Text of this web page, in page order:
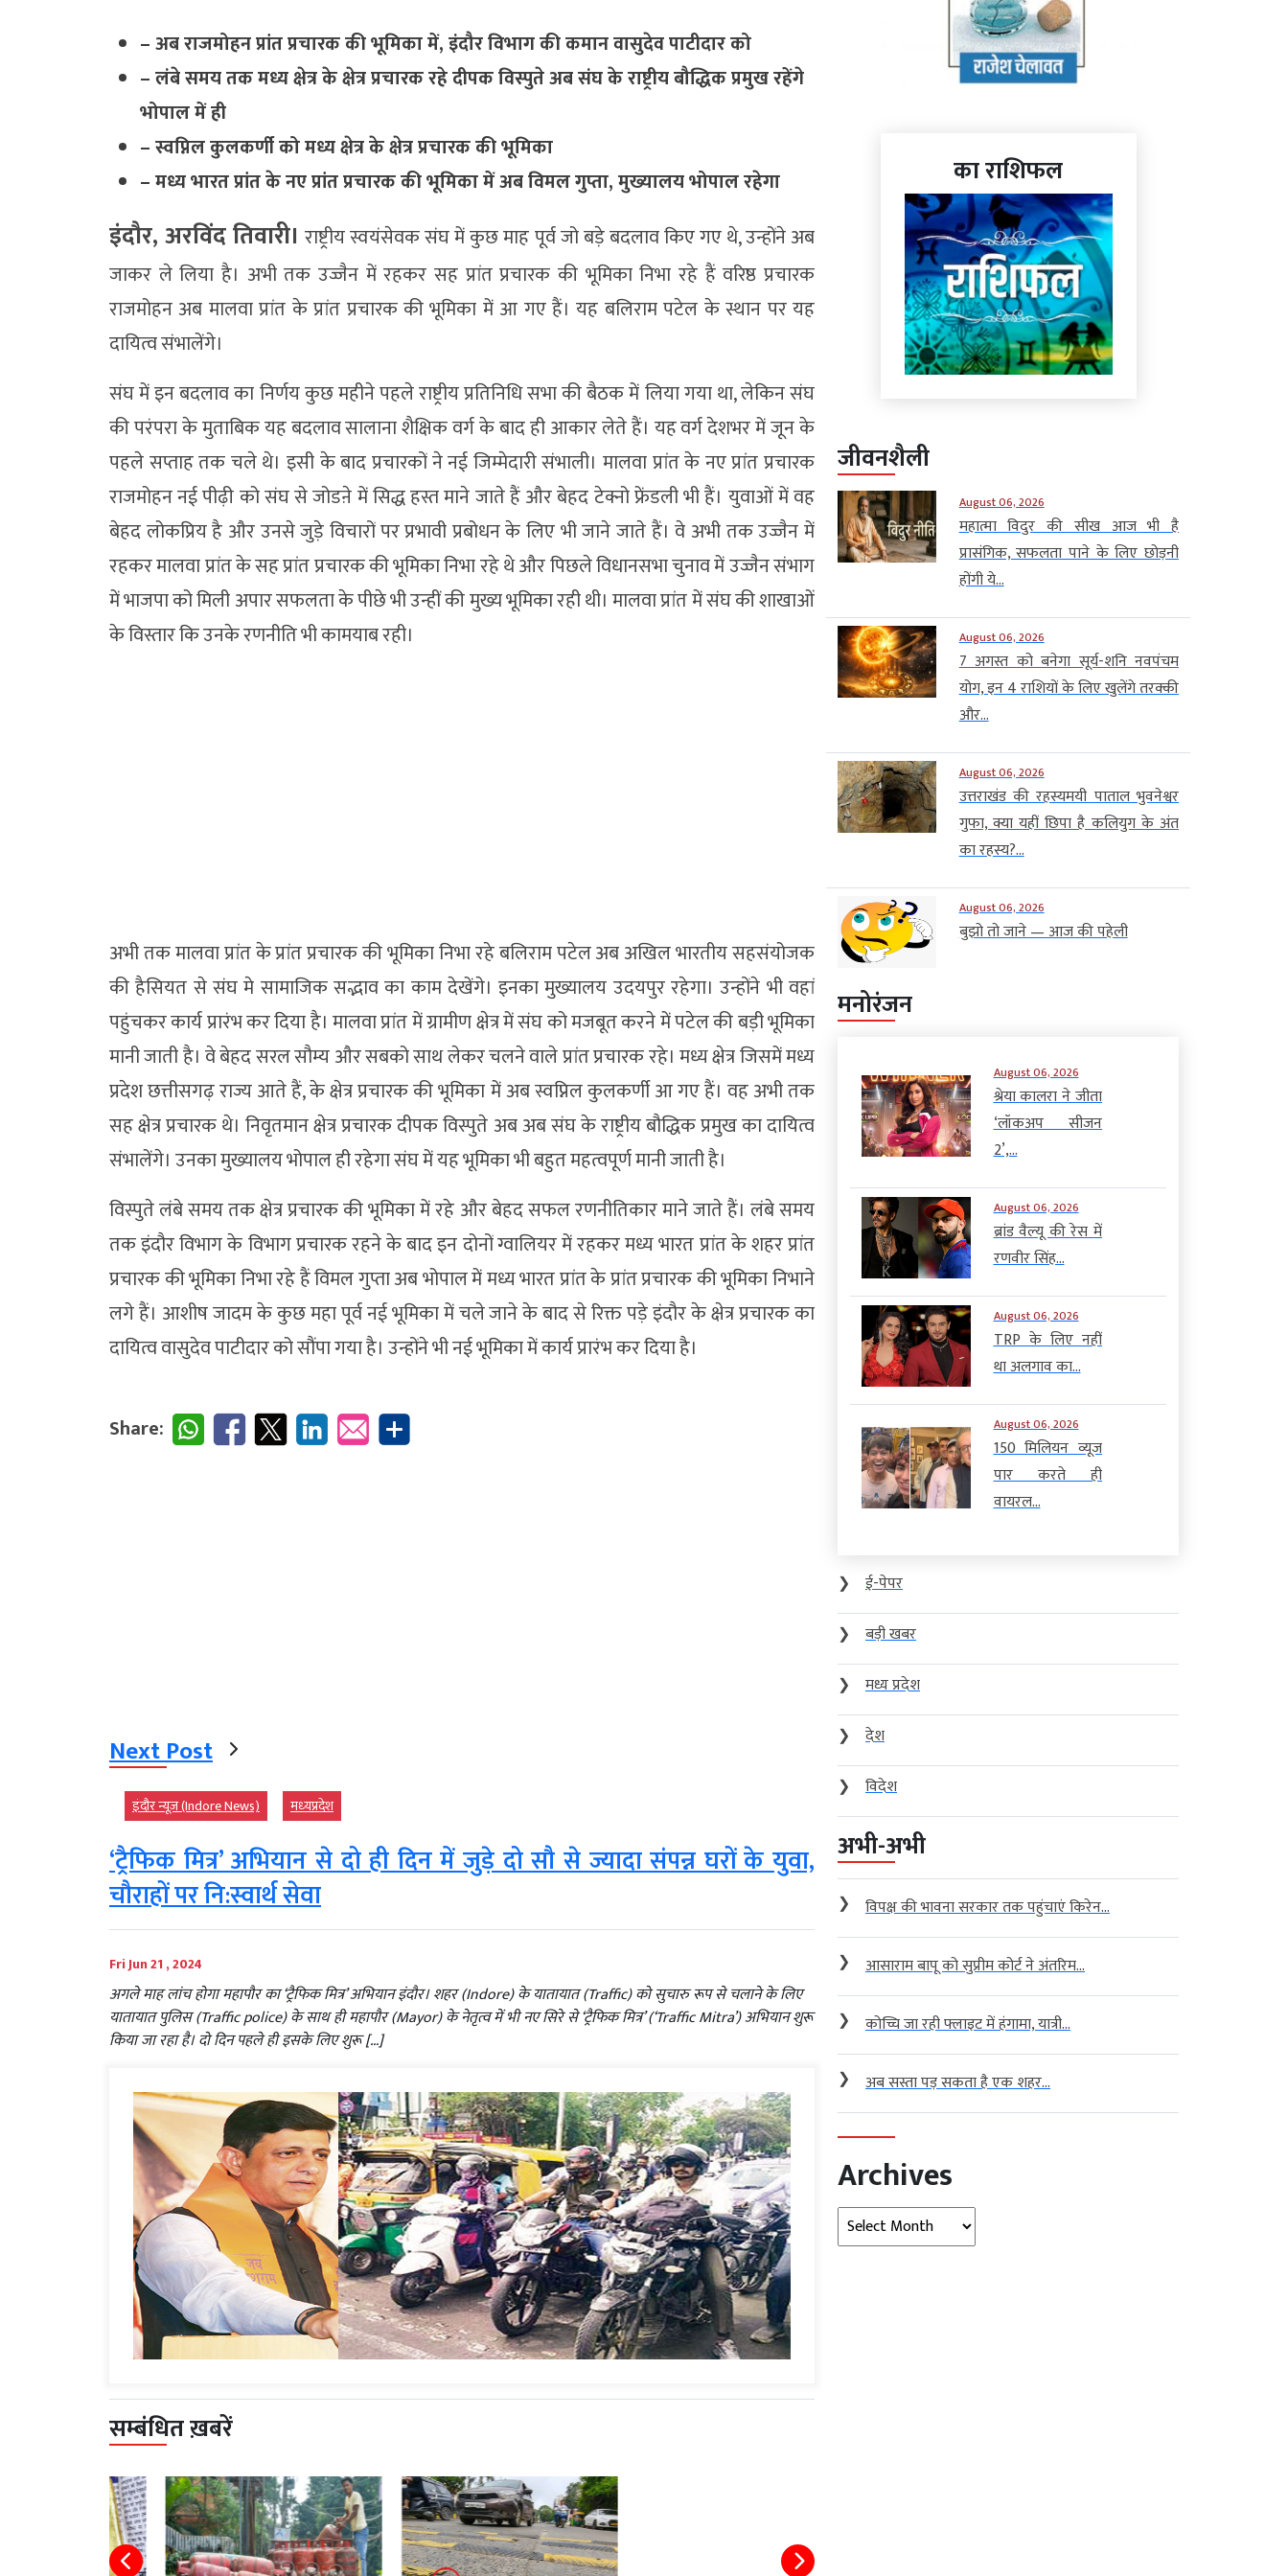
– अब राजमोहन प्रांत प्रचारक की भूमिका में, इंदौर विभाग की कमान वासुदेव पाटीदार को
– लंबे समय तक मध्य क्षेत्र के क्षेत्र प्रचारक रहे दीपक विस्पुते अब संघ के राष्ट्रीय बौद्धिक प्रमुख रहेंगे
भोपाल में ही
– स्वप्निल कुलकर्णी को मध्य क्षेत्र के क्षेत्र प्रचारक की भूमिका
– मध्य भारत प्रांत के नए प्रांत प्रचारक की भूमिका में अब विमल गुप्ता, मुख्यालय भोपाल रहेगा
इंदौर, अरविंद तिवारी। राष्ट्रीय स्वयंसेवक संघ में कुछ माह पूर्व जो बड़े बदलाव किए गए थे, उन्होंने अब
जाकर ले लिया है। अभी तक उज्जैन में रहकर सह प्रांत प्रचारक की भूमिका निभा रहे हैं वरिष्ठ प्रचारक
राजमोहन अब मालवा प्रांत के प्रांत प्रचारक की भूमिका में आ गए हैं। यह बलिराम पटेल के स्थान पर यह
दायित्व संभालेंगे।
संघ में इन बदलाव का निर्णय कुछ महीने पहले राष्ट्रीय प्रतिनिधि सभा की बैठक में लिया गया था, लेकिन संघ
की परंपरा के मुताबिक यह बदलाव सालाना शैक्षिक वर्ग के बाद ही आकार लेते हैं। यह वर्ग देशभर में जून के
पहले सप्ताह तक चले थे। इसी के बाद प्रचारकों ने नई जिम्मेदारी संभाली। मालवा प्रांत के नए प्रांत प्रचारक
राजमोहन नई पीढ़ी को संघ से जोडऩे में सिद्ध हस्त माने जाते हैं और बेहद टेक्नो फ्रेंडली भी हैं। युवाओं में वह
बेहद लोकप्रिय है और उनसे जुड़े विचारों पर प्रभावी प्रबोधन के लिए भी जाने जाते हैं। वे अभी तक उज्जैन में
रहकर मालवा प्रांत के सह प्रांत प्रचारक की भूमिका निभा रहे थे और पिछले विधानसभा चुनाव में उज्जैन संभाग
में भाजपा को मिली अपार सफलता के पीछे भी उन्हीं की मुख्य भूमिका रही थी। मालवा प्रांत में संघ की शाखाओं
के विस्तार कि उनके रणनीति भी कामयाब रही।
अभी तक मालवा प्रांत के प्रांत प्रचारक की भूमिका निभा रहे बलिराम पटेल अब अखिल भारतीय सहसंयोजक
की हैसियत से संघ मे सामाजिक सद्भाव का काम देखेंगे। इनका मुख्यालय उदयपुर रहेगा। उन्होंने भी वहां
पहुंचकर कार्य प्रारंभ कर दिया है। मालवा प्रांत में ग्रामीण क्षेत्र में संघ को मजबूत करने में पटेल की बड़ी भूमिका
मानी जाती है। वे बेहद सरल सौम्य और सबको साथ लेकर चलने वाले प्रांत प्रचारक रहे। मध्य क्षेत्र जिसमें मध्य
प्रदेश छत्तीसगढ़ राज्य आते हैं, के क्षेत्र प्रचारक की भूमिका में अब स्वप्निल कुलकर्णी आ गए हैं। वह अभी तक
सह क्षेत्र प्रचारक थे। निवृतमान क्षेत्र प्रचारक दीपक विस्पुते अब अब संघ के राष्ट्रीय बौद्धिक प्रमुख का दायित्व
संभालेंगे। उनका मुख्यालय भोपाल ही रहेगा संघ में यह भूमिका भी बहुत महत्वपूर्ण मानी जाती है।
विस्पुते लंबे समय तक क्षेत्र प्रचारक की भूमिका में रहे और बेहद सफल रणनीतिकार माने जाते हैं। लंबे समय
तक इंदौर विभाग के विभाग प्रचारक रहने के बाद इन दोनों ग्वालियर में रहकर मध्य भारत प्रांत के शहर प्रांत
प्रचारक की भूमिका निभा रहे हैं विमल गुप्ता अब भोपाल में मध्य भारत प्रांत के प्रांत प्रचारक की भूमिका निभाने
लगे हैं। आशीष जादम के कुछ महा पूर्व नई भूमिका में चले जाने के बाद से रिक्त पड़े इंदौर के क्षेत्र प्रचारक का
दायित्व वासुदेव पाटीदार को सौंपा गया है। उन्होंने भी नई भूमिका में कार्य प्रारंभ कर दिया है।
Share:
Next Post
इंदौर न्यूज़ (Indore News) मध्‍यप्रदेश
‘ट्रैफिक मित्र’ अभियान से दो ही दिन में जुड़े दो सौ से ज्यादा संपन्न घरों के युवा,
चौराहों पर नि:स्वार्थ सेवा
Fri Jun 21 , 2024
अगले माह लांच होगा महापौर का ‘ट्रैफिक मित्र’ अभियान इंदौर। शहर (Indore) के यातायात (Traffic) को सुचारु रूप से चलाने के लिए
यातायात पुलिस (Traffic police) के साथ ही महापौर (Mayor) के नेतृत्व में भी नए सिरे से ‘ट्रैफिक मित्र’ (‘Traffic Mitra’) अभियान शुरू
किया जा रहा है। दो दिन पहले ही इसके लिए शुरू […]
सम्बंधित ख़बरें
का राशिफल
जीवनशैली
August 06, 2026
महात्मा विदुर की सीख आज भी है
प्रासंगिक, सफलता पाने के लिए छोड़नी
होंगी ये...
August 06, 2026
7 अगस्त को बनेगा सूर्य-शनि नवपंचम
योग, इन 4 राशियों के लिए खुलेंगे तरक्की
और...
August 06, 2026
उत्तराखंड की रहस्यमयी पाताल भुवनेश्वर
गुफा, क्या यहीं छिपा है कलियुग के अंत
का रहस्य?...
August 06, 2026
बुझो तो जाने — आज की पहेली
मनोरंजन
August 06, 2026
श्रेया कालरा ने जीता
‘लॉकअप सीजन
2’,...
August 06, 2026
ब्रांड वैल्यू की रेस में
रणवीर सिंह...
August 06, 2026
TRP के लिए नहीं
था अलगाव का...
August 06, 2026
150 मिलियन व्यूज
पार करते ही
वायरल...
❯
ई-पेपर
❯
बड़ी खबर
❯
मध्य प्रदेश
❯
देश
❯
विदेश
अभी-अभी
❯ विपक्ष की भावना सरकार तक पहुंचाएं किरेन...
❯ आसाराम बापू को सुप्रीम कोर्ट ने अंतरिम...
❯ कोच्चि जा रही फ्लाइट में हंगामा, यात्री...
❯ अब सस्ता पड़ सकता है एक शहर...
Archives
Archives